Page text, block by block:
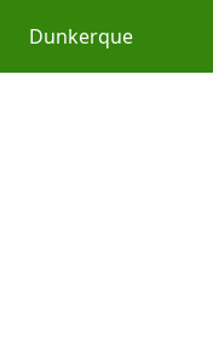
Dunkerque